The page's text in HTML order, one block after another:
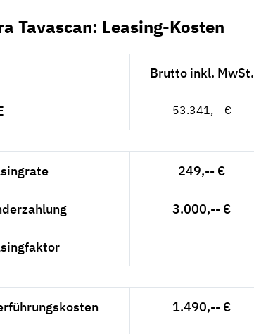
Tavascan: Leasing-Kosten
Brutto inkl. MwSt.
53.341,-- €
249,-- €
3.000,-- €
1.490,-- €